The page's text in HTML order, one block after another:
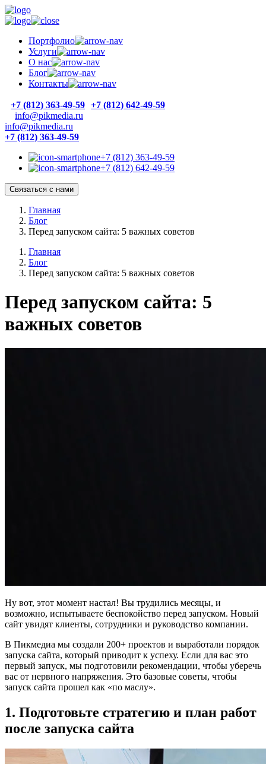
Портфолио
Услуги
О нас
Блог
Контакты
+7 (812) 363-49-59 +7 (812) 642-49-59
info@pikmedia.ru
info@pikmedia.ru
+7 (812) 363-49-59
+7 (812) 363-49-59
+7 (812) 642-49-59
Связаться с нами
Главная
Блог
Перед запуском сайта: 5 важных советов
Главная
Блог
Перед запуском сайта: 5 важных советов
Перед запуском сайта: 5
важных советов
Ну вот, этот момент настал! Вы трудились месяцы, и
возможно, испытываете беспокойство перед запуском. Новый
сайт увидят клиенты, сотрудники и руководство компании.
В Пикмедиа мы создали 200+ проектов и выработали порядок
запуска сайта, который приводит к успеху. Если для вас это
первый запуск, мы подготовили рекомендации, чтобы уберечь
вас от нервного напряжения. Это базовые советы, чтобы
запуск сайта прошел как «по маслу».
1. Подготовьте стратегию и план работ
после запуска сайта